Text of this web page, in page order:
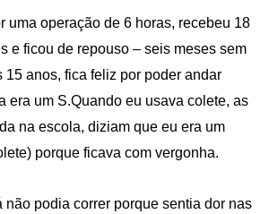
uma operação de 6 horas, recebeu 18
e ficou de repouso – seis meses sem
15 anos, fica feliz por poder andar
era um S.Quando eu usava colete, as
na escola, diziam que eu era um
porque ficava com vergonha.
não podia correr porque sentia dor nas